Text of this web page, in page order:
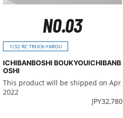
NO.03
1/32 RC TRUCK-YAROU
ICHIBANBOSHI BOUKYOUICHIBANB
OSHI
This product will be shipped on Apr
2022
JPY32,780